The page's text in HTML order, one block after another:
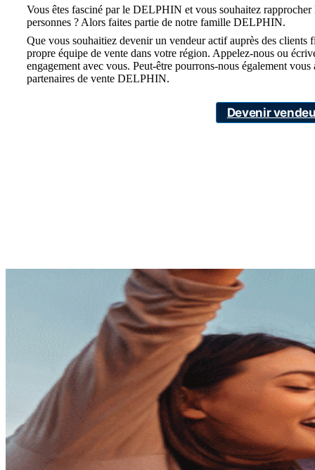
Vous êtes fasciné par le DELPHIN et vous souhaitez
personnes ? Alors faites partie de notre famille DELPHIN.
Que vous souhaitiez devenir un vendeur actif auprès des
propre équipe de vente dans votre région. Appelez-nous ou
engagement avec vous. Peut-être pourrons-nous également
partenaires de vente DELPHIN.
Devenir